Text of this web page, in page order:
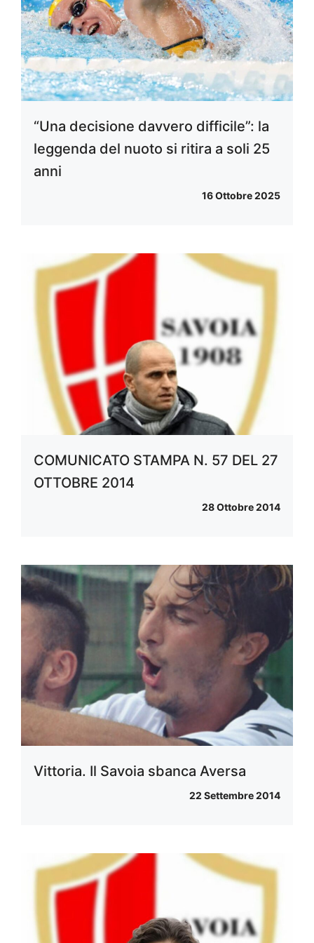
“Una decisione davvero difficile”: la
leggenda del nuoto si ritira a soli 25
anni
16 Ottobre 2025
COMUNICATO STAMPA N. 57 DEL 27
OTTOBRE 2014
28 Ottobre 2014
Vittoria. Il Savoia sbanca Aversa
22 Settembre 2014